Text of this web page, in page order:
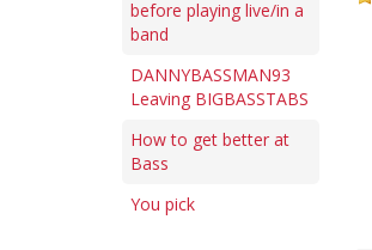
before playing live/in a
band
DANNYBASSMAN93
Leaving BIGBASSTABS
How to get better at
Bass
You pick